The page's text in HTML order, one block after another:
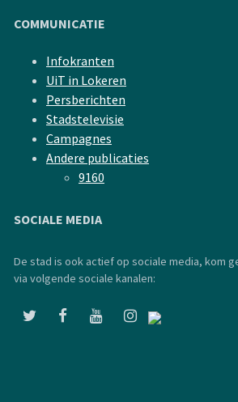
COMMUNICATIE
Infokranten
UiT in Lokeren
Persberichten
Stadstelevisie
Campagnes
Andere publicaties
9160
SOCIALE MEDIA
De stad is ook actief op sociale media, kom
via volgende sociale kanalen: